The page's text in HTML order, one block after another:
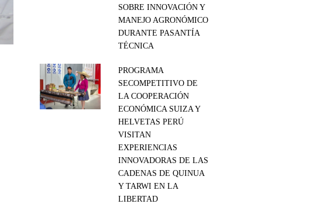
SOBRE INNOVACIÓN Y
MANEJO AGRONÓMICO
DURANTE PASANTÍA
TÉCNICA
PROGRAMA
SECOMPETITIVO DE
LA COOPERACIÓN
ECONÓMICA SUIZA Y
HELVETAS PERÚ
VISITAN
EXPERIENCIAS
INNOVADORAS DE LAS
CADENAS DE QUINUA
Y TARWI EN LA
LIBERTAD